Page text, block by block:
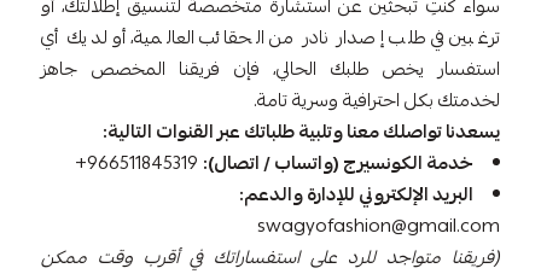
ترغبين في طلب إصدار نادر من الحقائب العالمية، أو لديك أي
استفسار يخص طلبك الحالي، فإن فريقنا المخصص جاهز
لخدمتك بكل احترافية وسرية تامة.
يسعدنا تواصلك معنا وتلبية طلباتك عبر القنوات التالية:
خدمة الكونسيرج (واتساب / اتصال):966511845319+
البريد الإلكتروني للإدارة والدعم:
swagyofashion@gmail.com
(فريقنا متواجد للرد على استفساراتك في أقرب وقت ممكن